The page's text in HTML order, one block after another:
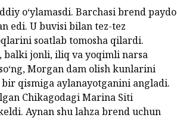
o‘ylamasdi. Barchasi brend paydo
edi. U buvisi bilan tez-tez
soatlab tomosha qilardi.
balki jonli, iliq va yoqimli narsa
Morgan dam olish kunlarini
qismiga aylanayotganini angladi.
Chikagodagi Marina Siti
Aynan shu lahza brend uchun